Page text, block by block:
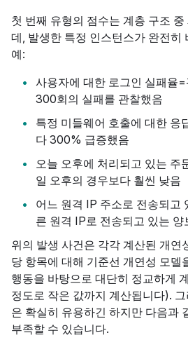
첫 번째 유형의 점수는 계층 구조
데, 발생한 특정 인스턴스가 완전히
예:
사용자에 대한 로그인 실패율
300회의 실패를 관찰했음
특정 미들웨어 호출에 대한 응
다 300% 급증했음
오늘 오후에 처리되고 있는 주
일 오후의 경우보다 훨씬 낮음
어느 원격 IP 주소로 전송되고
른 원격 IP로 전송되고 있는 양
위의 발생 사건은 각각 계산된 개연
당 항목에 대해 기준선 개연성 모델
행동을 바탕으로 대단히 정교하게
정도로 작은 값까지 계산됩니다).
은 확실히 유용하긴 하지만 다음과
부족할 수 있습니다.